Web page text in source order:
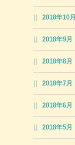
2018年10月
2018年9月
2018年8月
2018年7月
2018年6月
2018年5月